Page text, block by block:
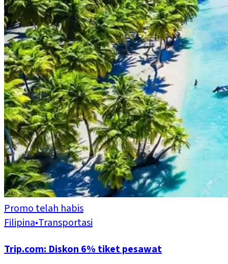
Promo telah habis
Filipina•Transportasi
Trip.com: Diskon 6% tiket pesawat